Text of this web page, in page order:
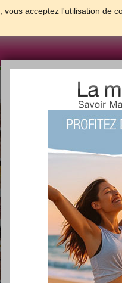
acceptez l'utilisation de
FORME & SANTE
Les meilleures